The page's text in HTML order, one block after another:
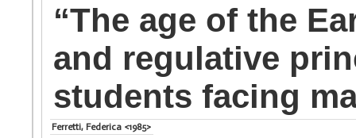
“The age of the
and regulative
students facing
Ferretti, Federica <1985>